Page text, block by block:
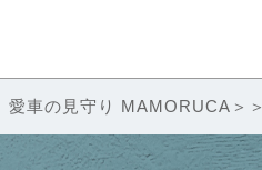
愛車の見守り MAMORUCA＞＞